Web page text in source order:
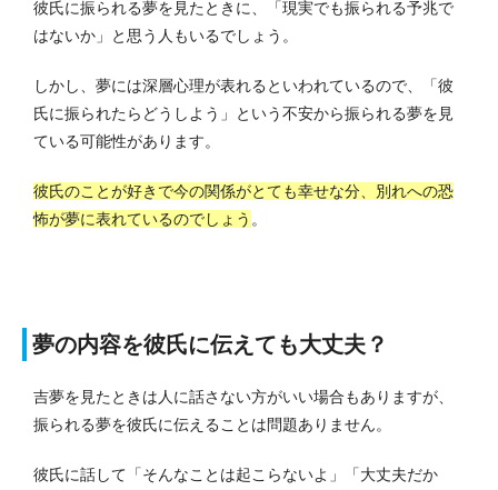
彼氏に振られる夢を見たときに、「現実でも振られる予兆で
はないか」と思う人もいるでしょう。
しかし、夢には深層心理が表れるといわれているので、「彼
氏に振られたらどうしよう」という不安から振られる夢を見
ている可能性があります。
彼氏のことが好きで今の関係がとても幸せな分、別れへの恐
怖が夢に表れているのでしょう 。
夢の内容を彼氏に伝えても大丈夫？
吉夢を見たときは人に話さない方がいい場合もありますが、
振られる夢を彼氏に伝えることは問題ありません。
彼氏に話して「そんなことは起こらないよ」「大丈夫だか